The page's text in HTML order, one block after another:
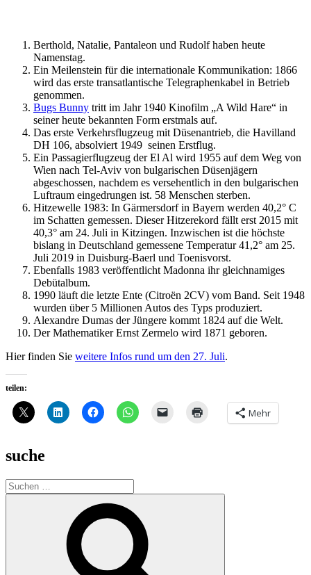
Berthold, Natalie, Pantaleon und Rudolf haben heute
Namenstag.
Ein Meilenstein für die internationale Kommunikation: 1866
wird das erste transatlantische Telegraphenkabel in Betrieb
genommen.
Bugs Bunny tritt im Jahr 1940 Kinofilm „A Wild Hare“ in
seiner heute bekannten Form erstmals auf.
Das erste Verkehrsflugzeug mit Düsenantrieb, die Havilland
DH 106, absolviert 1949 seinen Erstflug.
Ein Passagierflugzeug der El Al wird 1955 auf dem Weg von
Wien nach Tel-Aviv von bulgarischen Düsenjägern
abgeschossen, nachdem es versehentlich in den bulgarischen
Luftraum eingedrungen ist. 58 Menschen sterben.
Hitzewelle 1983: In Gärmersdorf in Bayern werden 40,2° C
im Schatten gemessen. Dieser Hitzerekord fällt erst 2015 mit
40,3° am 24. Juli in Kitzingen. Inzwischen ist die höchste
bislang in Deutschland gemessene Temperatur 41,2° am 25.
Juli 2019 in Duisburg-Baerl und Toenisvorst.
Ebenfalls 1983 veröffentlicht Madonna ihr gleichnamiges
Debütalbum.
1990 läuft die letzte Ente (Citroën 2CV) vom Band. Seit 1948
wurden über 5 Millionen Autos des Typs produziert.
Alexandre Dumas der Jüngere kommt 1824 auf die Welt.
Der Mathematiker Ernst Zermelo wird 1871 geboren.
Hier finden Sie weitere Infos rund um den 27. Juli.
teilen:
Mehr
suche
Suche
nach: